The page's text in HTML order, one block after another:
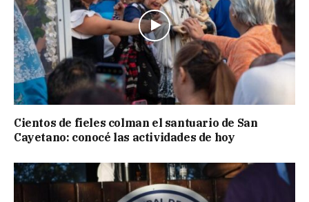
Cientos de fieles colman el santuario de San
Cayetano: conocé las actividades de hoy